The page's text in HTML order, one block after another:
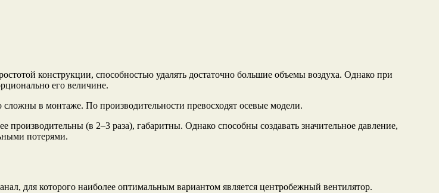
конструкции, способностью удалять достаточно большие объемы воздуха. Однако при
его величине.
в монтаже. По производительности превосходят осевые модели.
(в 2–3 раза), габаритны. Однако способны создавать значительное давление,
потерями.
для которого наиболее оптимальным вариантом является центробежный вентилятор.